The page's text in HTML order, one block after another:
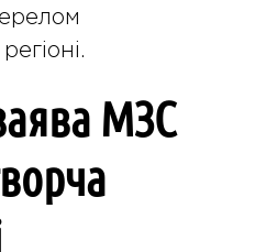
МЗС